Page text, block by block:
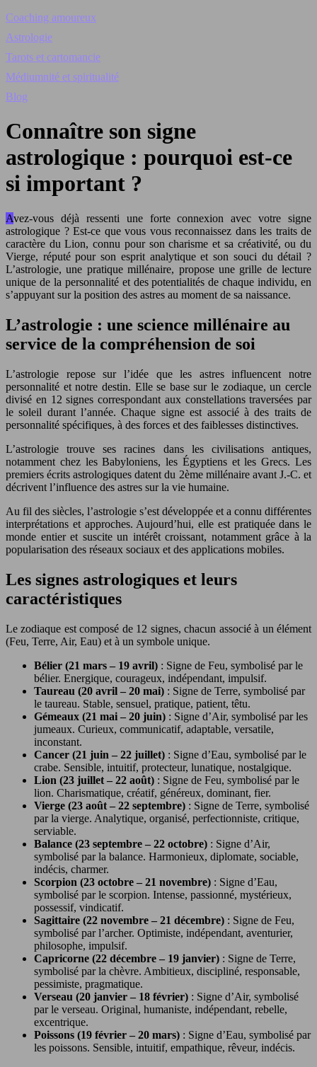
Coaching amoureux
Astrologie
Tarots et cartomancie
Médiumnité et spiritualité
Blog
Connaître son signe
astrologique : pourquoi est-ce
si important ?
Avez-vous déjà ressenti une forte connexion avec votre signe
astrologique ? Est-ce que vous vous reconnaissez dans les traits de
caractère du Lion, connu pour son charisme et sa créativité, ou du
Vierge, réputé pour son esprit analytique et son souci du détail ?
L’astrologie, une pratique millénaire, propose une grille de lecture
unique de la personnalité et des potentialités de chaque individu, en
s’appuyant sur la position des astres au moment de sa naissance.
L’astrologie : une science millénaire au
service de la compréhension de soi
L’astrologie repose sur l’idée que les astres influencent notre
personnalité et notre destin. Elle se base sur le zodiaque, un cercle
divisé en 12 signes correspondant aux constellations traversées par
le soleil durant l’année. Chaque signe est associé à des traits de
personnalité spécifiques, à des forces et des faiblesses distinctives.
L’astrologie trouve ses racines dans les civilisations antiques,
notamment chez les Babyloniens, les Égyptiens et les Grecs. Les
premiers écrits astrologiques datent du 2ème millénaire avant J.-C. et
décrivent l’influence des astres sur la vie humaine.
Au fil des siècles, l’astrologie s’est développée et a connu différentes
interprétations et approches. Aujourd’hui, elle est pratiquée dans le
monde entier et suscite un intérêt croissant, notamment grâce à la
popularisation des réseaux sociaux et des applications mobiles.
Les signes astrologiques et leurs
caractéristiques
Le zodiaque est composé de 12 signes, chacun associé à un élément
(Feu, Terre, Air, Eau) et à un symbole unique.
Bélier (21 mars – 19 avril) : Signe de Feu, symbolisé par le
bélier. Energique, courageux, indépendant, impulsif.
Taureau (20 avril – 20 mai) : Signe de Terre, symbolisé par
le taureau. Stable, sensuel, pratique, patient, têtu.
Gémeaux (21 mai – 20 juin) : Signe d’Air, symbolisé par les
jumeaux. Curieux, communicatif, adaptable, versatile,
inconstant.
Cancer (21 juin – 22 juillet) : Signe d’Eau, symbolisé par le
crabe. Sensible, intuitif, protecteur, lunatique, nostalgique.
Lion (23 juillet – 22 août) : Signe de Feu, symbolisé par le
lion. Charismatique, créatif, généreux, dominant, fier.
Vierge (23 août – 22 septembre) : Signe de Terre, symbolisé
par la vierge. Analytique, organisé, perfectionniste, critique,
serviable.
Balance (23 septembre – 22 octobre) : Signe d’Air,
symbolisé par la balance. Harmonieux, diplomate, sociable,
indécis, charmer.
Scorpion (23 octobre – 21 novembre) : Signe d’Eau,
symbolisé par le scorpion. Intense, passionné, mystérieux,
possessif, vindicatif.
Sagittaire (22 novembre – 21 décembre) : Signe de Feu,
symbolisé par l’archer. Optimiste, indépendant, aventurier,
philosophe, impulsif.
Capricorne (22 décembre – 19 janvier) : Signe de Terre,
symbolisé par la chèvre. Ambitieux, discipliné, responsable,
pessimiste, pragmatique.
Verseau (20 janvier – 18 février) : Signe d’Air, symbolisé
par le verseau. Original, humaniste, indépendant, rebelle,
excentrique.
Poissons (19 février – 20 mars) : Signe d’Eau, symbolisé par
les poissons. Sensible, intuitif, empathique, rêveur, indécis.